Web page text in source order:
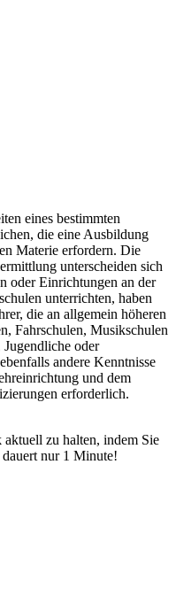
eines bestimmten
die eine Ausbildung
Materie erfordern. Die
unterscheiden sich
oder Einrichtungen an der
unterrichten, haben
die an allgemein höheren
Fahrschulen, Musikschulen
oder
andere Kenntnisse
und dem
erforderlich.
zu halten, indem Sie
nur 1 Minute!